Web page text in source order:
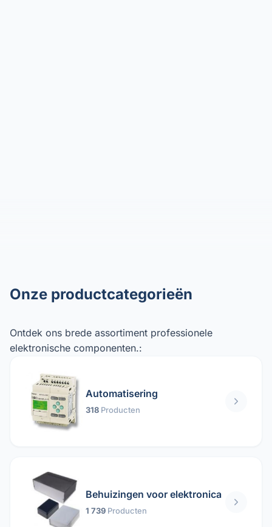
Onze productcategorieën
Ontdek ons ​​brede assortiment professionele
elektronische componenten.:
Automatisering
318 Producten
Behuizingen voor elektronica
1 739 Producten